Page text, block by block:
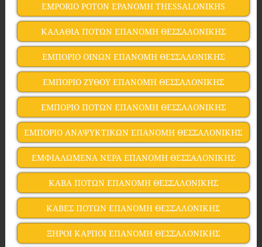
EMPORIO POTON EPANOMH THESSALONIKHS
ΚΑΛΑΘΙΑ ΠΟΤΩΝ ΕΠΑΝΟΜΗ ΘΕΣΣΑΛΟΝΙΚΗΣ
ΕΜΠΟΡΙΟ ΟΙΝΩΝ ΕΠΑΝΟΜΗ ΘΕΣΣΑΛΟΝΙΚΗΣ
ΕΜΠΟΡΙΟ ΖΥΘΟΥ ΕΠΑΝΟΜΗ ΘΕΣΣΑΛΟΝΙΚΗΣ
ΕΜΠΟΡΙΟ ΠΟΤΩΝ ΕΠΑΝΟΜΗ ΘΕΣΣΑΛΟΝΙΚΗΣ
ΕΜΠΟΡΙΟ ΑΝΑΨΥΚΤΙΚΩΝ ΕΠΑΝΟΜΗ ΘΕΣΣΑΛΟΝΙΚΗΣ
ΕΜΦΙΑΛΩΜΕΝΑ ΝΕΡΑ ΕΠΑΝΟΜΗ ΘΕΣΣΑΛΟΝΙΚΗΣ
ΚΑΒΑ ΠΟΤΩΝ ΕΠΑΝΟΜΗ ΘΕΣΣΑΛΟΝΙΚΗΣ
ΚΑΒΕΣ ΠΟΤΩΝ ΕΠΑΝΟΜΗ ΘΕΣΣΑΛΟΝΙΚΗΣ
ΞΗΡΟΙ ΚΑΡΠΟΙ ΕΠΑΝΟΜΗ ΘΕΣΣΑΛΟΝΙΚΗΣ